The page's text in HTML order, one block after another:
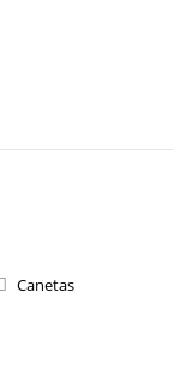
Canetas